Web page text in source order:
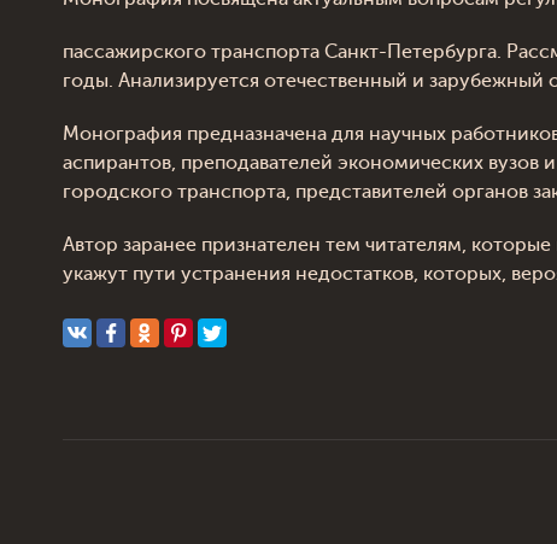
пассажирского транспорта Санкт-Петербурга.
годы. Анализируется отечественный и
Монография предназначена для научных
аспирантов, преподавателей экономических
городского транспорта, представителей органов
Автор заранее признателен тем читателям,
укажут пути устранения недостатков, которых,